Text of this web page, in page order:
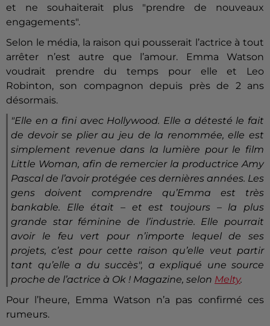
et ne souhaiterait plus "prendre de nouveaux
engagements".
Selon le média, la raison qui pousserait l’actrice à tout
arrêter n’est autre que l’amour. Emma Watson
voudrait prendre du temps pour elle et Leo
Robinton, son compagnon depuis près de 2 ans
désormais.
"Elle en a fini avec Hollywood. Elle a détesté le fait
de devoir se plier au jeu de la renommée, elle est
simplement revenue dans la lumière pour le film
Little Woman, afin de remercier la productrice Amy
Pascal de l’avoir protégée ces dernières années. Les
gens doivent comprendre qu’Emma est très
bankable. Elle était – et est toujours – la plus
grande star féminine de l’industrie. Elle pourrait
avoir le feu vert pour n’importe lequel de ses
projets, c’est pour cette raison qu’elle veut partir
tant qu’elle a du succès", a expliqué une source
proche de l’actrice à Ok ! Magazine, selon Melty.
Pour l’heure, Emma Watson n’a pas confirmé ces
rumeurs.